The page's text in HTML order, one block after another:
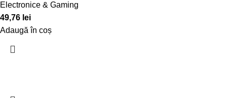
Electronice & Gaming
49,76 lei
Adaugă în coș